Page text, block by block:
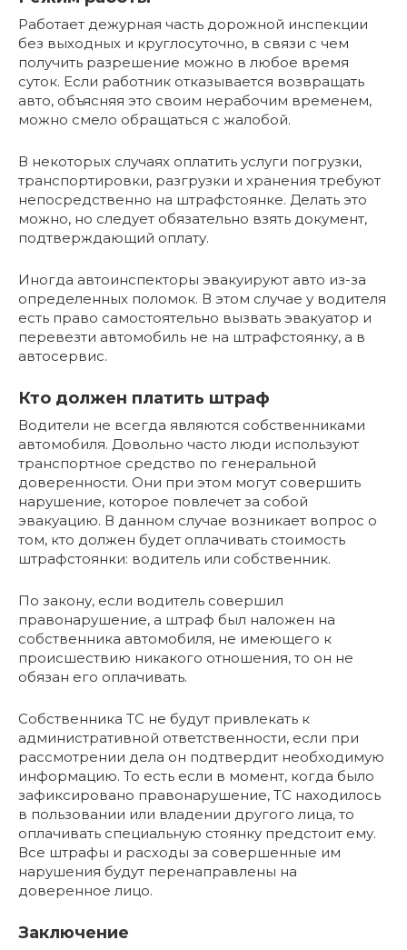
Работает дежурная часть дорожной инспекции
без выходных и круглосуточно, в связи с чем
получить разрешение можно в любое время
суток. Если работник отказывается возвращать
авто, объясняя это своим нерабочим временем,
можно смело обращаться с жалобой.
В некоторых случаях оплатить услуги погрузки,
транспортировки, разгрузки и хранения требуют
непосредственно на штрафстоянке. Делать это
можно, но следует обязательно взять документ,
подтверждающий оплату.
Иногда автоинспекторы эвакуируют авто из-за
определенных поломок. В этом случае у водителя
есть право самостоятельно вызвать эвакуатор и
перевезти автомобиль не на штрафстоянку, а в
автосервис.
Кто должен платить штраф
Водители не всегда являются собственниками
автомобиля. Довольно часто люди используют
транспортное средство по генеральной
доверенности. Они при этом могут совершить
нарушение, которое повлечет за собой
эвакуацию. В данном случае возникает вопрос о
том, кто должен будет оплачивать стоимость
штрафстоянки: водитель или собственник.
По закону, если водитель совершил
правонарушение, а штраф был наложен на
собственника автомобиля, не имеющего к
происшествию никакого отношения, то он не
обязан его оплачивать.
Собственника ТС не будут привлекать к
административной ответственности, если при
рассмотрении дела он подтвердит необходимую
информацию. То есть если в момент, когда было
зафиксировано правонарушение, ТС находилось
в пользовании или владении другого лица, то
оплачивать специальную стоянку предстоит ему.
Все штрафы и расходы за совершенные им
нарушения будут перенаправлены на
доверенное лицо.
Заключение